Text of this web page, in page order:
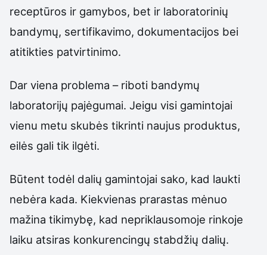
receptūros ir gamybos, bet ir laboratorinių
bandymų, sertifikavimo, dokumentacijos bei
atitikties patvirtinimo.
Dar viena problema – riboti bandymų
laboratorijų pajėgumai. Jeigu visi gamintojai
vienu metu skubės tikrinti naujus produktus,
eilės gali tik ilgėti.
Būtent todėl dalių gamintojai sako, kad laukti
nebėra kada. Kiekvienas prarastas mėnuo
mažina tikimybę, kad nepriklausomoje rinkoje
laiku atsiras konkurencingų stabdžių dalių.